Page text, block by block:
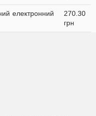
електронний
270.30
грн